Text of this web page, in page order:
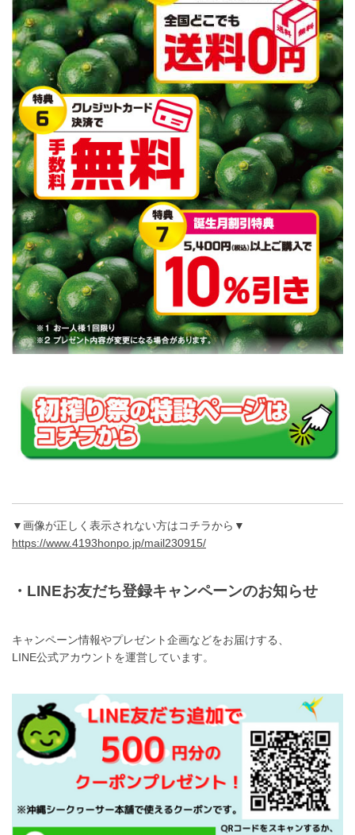
▼画像が正しく表示されない方はコチラから▼
https://www.4193honpo.jp/mail230915/
・LINEお友だち登録キャンペーンのお知らせ
キャンペーン情報やプレゼント企画などをお届けする、
LINE公式アカウントを運営しています。